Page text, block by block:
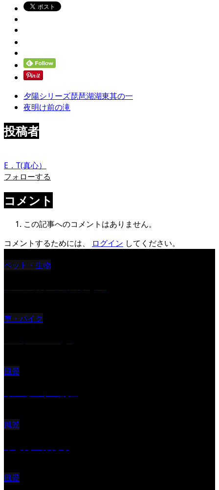
夕陽シリーズ琵琶湖湖東其の一
夜明け前の滝
投稿者
E．T(真心）
フォローする
コメント
この記事へのコメントはありません。
コメントするためには、
ログイン してください。
ペット・生物
車・バイク
風景
風景
風景